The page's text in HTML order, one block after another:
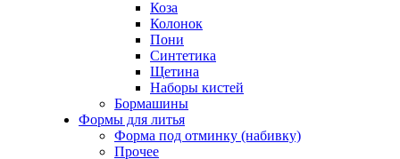
Коза
Колонок
Пони
Синтетика
Щетина
Наборы кистей
Бормашины
Формы для литья
Форма под отминку (набивку)
Прочее